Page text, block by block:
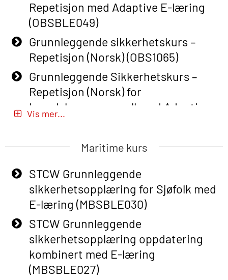
Repetisjon med Adaptive E-læring
(OBSBLE049)
Grunnleggende sikkerhetskurs –
Repetisjon (Norsk) (OBS1065)
Grunnleggende Sikkerhetskurs –
Repetisjon (Norsk) for
beredskapspersonell med Adaptive
E-læring (OBSBLE051)
Basic Safety Training (English) – with
Adaptive E-learning (OBSBLE047)
Basic Safety Training – Refresher
Course (English) with E-learning
(OBSBLE048)
Basic Safety Training – Refresher
Course (English) (OBS1063)
Basic Safety Training – Refresher
Course (English) for emergency
Vis mer...
Maritime kurs
STCW Grunnleggende
sikkerhetsopplæring for Sjøfolk med
E-læring (MBSBLE030)
STCW Grunnleggende
sikkerhetsopplæring oppdatering
kombinert med E-læring
(MBSBLE027)